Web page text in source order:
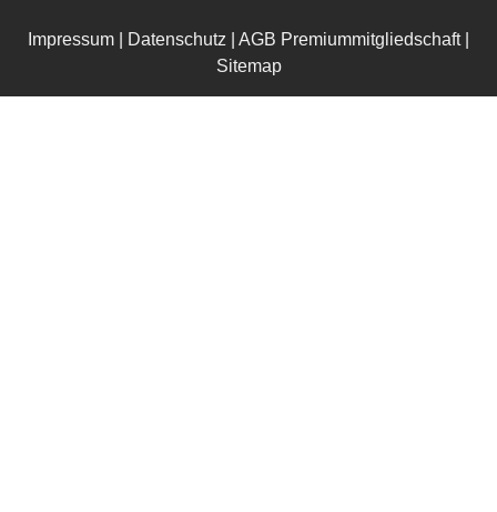
Impressum Datenschutz AGB Premiummitgliedschaft|
Sitemap